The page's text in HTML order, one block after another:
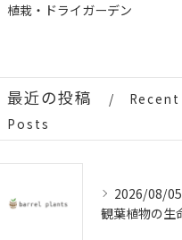
植栽・ドライガーデン
最近の投稿
Recent
Posts
2026/08/05